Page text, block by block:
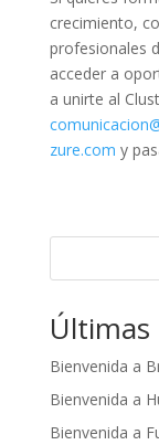
crecimiento,
profesionales
acceder a
a unirte al
zure.com y
Últimas
Bienvenida a
Bienvenida a
Bienvenida a